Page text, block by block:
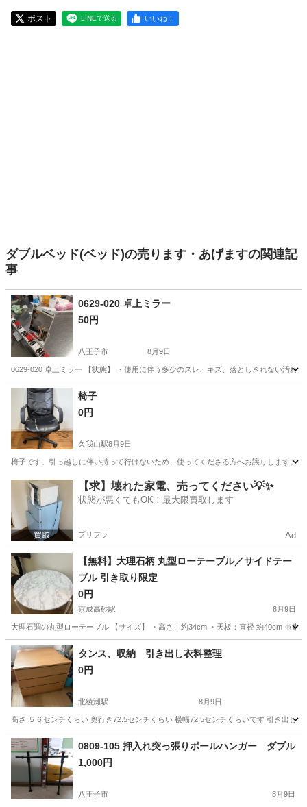
ポスト LINEで送る いいね！
ダブルベッド(ベッド)の売ります・あげますの関連記
事
0629-020 卓上ミラー
50円
八王子市 8月9日
0629-020 卓上ミラー 【状態】 ・使用に伴う多少のスレ、キズ、落としきれない汚
東京 八王子市 ミラー/鏡
椅子
0円
久我山駅8月9日
椅子です。引っ越しに伴い持って行けないため、使ってくださる方へお譲りします
東京 杉並区 久我山駅 椅子
【求】壊れた家電、売ってください💡✨
状態が悪くてもOK！最大限買取します
プリフラ Ad
【無料】大理石柄 丸型ローテーブル／サイドテー
ブル 引き取り限定
0円
京成高砂駅 8月9日
大理石調の丸型ローテーブル 【サイズ】 ・高さ：約34cm ・天板：直径 約40cm ※素
東京 葛飾区 京成高砂駅 テーブル 大理石
タンス、収納 引き出し衣料整理
0円
北綾瀬駅 8月9日
高さ ５６センチくらい 奥行き72.5センチくらい 横幅72.5センチくらいです 引き出し
東京 足立区 収納家具
0809-105 押入れ突っ張りポールハンガー ダブル
1,000円
八王子市 8月9日